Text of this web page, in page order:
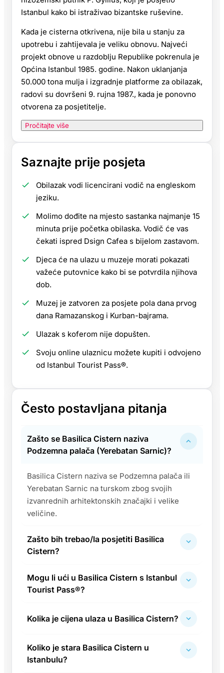
Istanbul kako bi istraživao bizantske ruševine.
Kada je cisterna otkrivena, nije bila u stanju za
upotrebu i zahtijevala je veliku obnovu. Najveći
projekt obnove u razdoblju Republike pokrenula je
Općina Istanbul 1985. godine. Nakon uklanjanja
50.000 tona mulja i izgradnje platforme za obilazak,
radovi su dovršeni 9. rujna 1987., kada je ponovno
otvorena za posjetitelje.
Pročitajte više
Saznajte prije posjeta
Obilazak vodi licencirani vodič na engleskom
jeziku.
Molimo dođite na mjesto sastanka najmanje 15
minuta prije početka obilaska. Vodič će vas
čekati ispred Dsign Cafea s bijelom zastavom.
Djeca će na ulazu u muzeje morati pokazati
važeće putovnice kako bi se potvrdila njihova
dob.
Muzej je zatvoren za posjete pola dana prvog
dana Ramazanskog i Kurban-bajrama.
Ulazak s koferom nije dopušten.
Svoju online ulaznicu možete kupiti i odvojeno
od Istanbul Tourist Pass®.
Često postavljana pitanja
Zašto se Basilica Cistern naziva
Podzemna palača (Yerebatan Sarnic)?
Basilica Cistern naziva se Podzemna palača ili
Yerebatan Sarnic na turskom zbog svojih
izvanrednih arhitektonskih značajki i velike
veličine.
Zašto bih trebao/la posjetiti Basilica
Cistern?
Mogu li ući u Basilica Cistern s Istanbul
Tourist Pass®?
Kolika je cijena ulaza u Basilica Cistern?
Koliko je stara Basilica Cistern u
Istanbulu?